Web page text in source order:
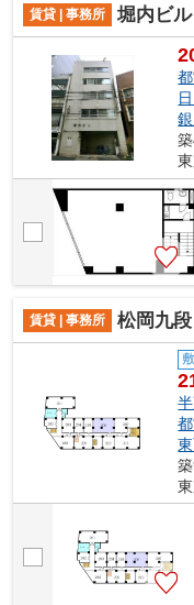
賃貸 | 事務所 堀内ビル
賃貸 | 事務所 松岡九